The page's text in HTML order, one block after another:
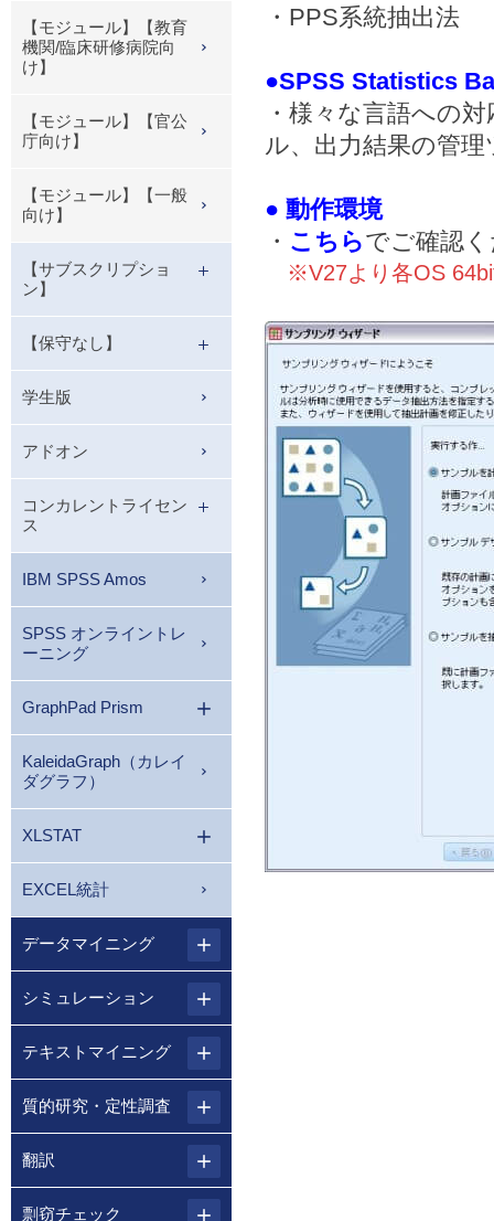
・PPS系統抽出法
●SPSS Statistics
・様々な言語への
ル、出力結果の管
● 動作環境
・ こちらでご確認
※V27より各OS
【モジュール】【教育
機関/臨床研修病院向
け】
【モジュール】【官公
庁向け】
【モジュール】【一般
向け】
【サブスクリプショ
ン】
【保守なし】
学生版
アドオン
コンカレントライセン
ス
IBM SPSS Amos
SPSS オンライントレ
ーニング
GraphPad Prism
KaleidaGraph（カレイ
ダグラフ）
XLSTAT
EXCEL統計
データマイニング
シミュレーション
テキストマイニング
質的研究・定性調査
翻訳
剽窃チェック